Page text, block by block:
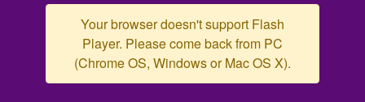
Your browser doesn't support Flash
Player. Please come back from PC
(Chrome OS, Windows or Mac OS X).